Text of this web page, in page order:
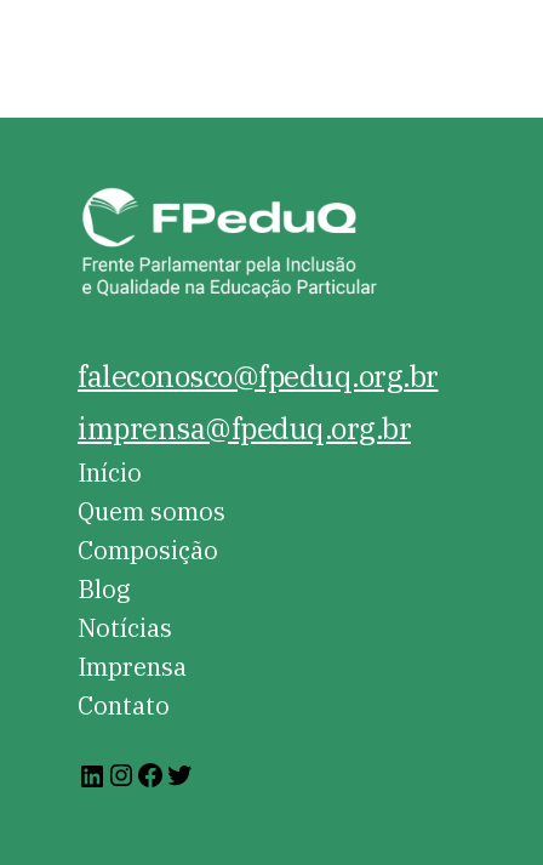
faleconosco@fpeduq.org.br
imprensa@fpeduq.org.br
LinkedIn
Instagram
Facebook
Início
Quem somos
Composição
Blog
Notícias
Imprensa
Contato